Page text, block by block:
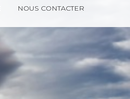
NOUS CONTACTER